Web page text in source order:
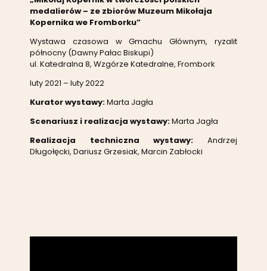
medalierów – ze zbiorów Muzeum Mikołaja
Kopernika we Fromborku”
Wystawa czasowa w Gmachu Głównym, ryzalit
północny (Dawny Pałac Biskupi)
ul. Katedralna 8, Wzgórze Katedralne, Frombork
luty 2021 – luty 2022
Kurator wystawy:Marta Jagła
Scenariusz i realizacja wystawy:Marta Jagła
Realizacja techniczna wystawy: Andrzej
Długołęcki, Dariusz Grzesiak, Marcin Zabłocki